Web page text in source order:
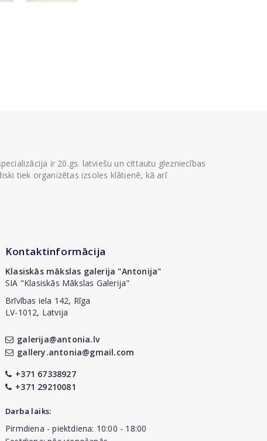
ir 20.gs. latviešu un cittautu glezniecības
tiek organizētas izsoles klātienē, kā arī
Kontaktinformācija
Klasiskās mākslas galerija "Antonija"
SIA "Klasiskās Mākslas Galerija"
Brīvības iela 142, Rīga
LV-1012, Latvija
galerija@antonia.lv
gallery.antonia@gmail.com
+371 67338927
+371 29210081
Darba laiks:
Pirmdiena - piektdiena: 10:00 - 18:00